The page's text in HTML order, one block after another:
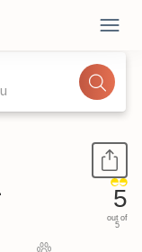
5
out of
5